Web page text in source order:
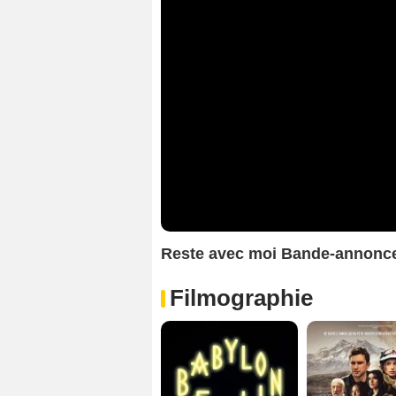
Reste avec moi Bande-
Filmographie